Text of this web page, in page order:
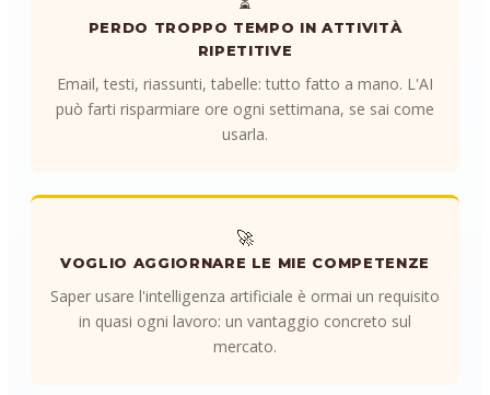
PERDO TROPPO TEMPO IN ATTIVITÀ
RIPETITIVE
Email, testi, riassunti, tabelle: tutto fatto a mano. L'AI
può farti risparmiare ore ogni settimana, se sai come
usarla.
🚀
VOGLIO AGGIORNARE LE MIE COMPETENZE
Saper usare l'intelligenza artificiale è ormai un requisito
in quasi ogni lavoro: un vantaggio concreto sul
mercato.